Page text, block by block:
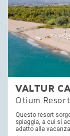
VALTUR
Otium Resort
Questo resort
spiaggia, a cui si
adatto alla